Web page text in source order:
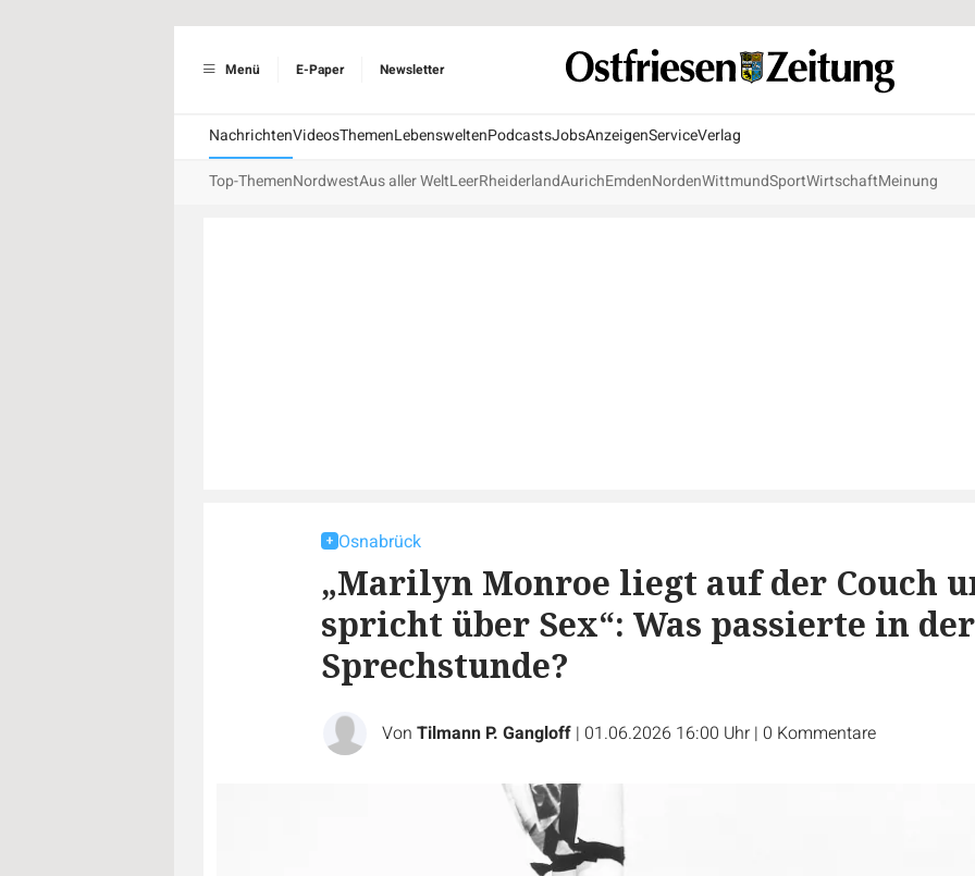
Menü E-Paper Newsletter
NachrichtenVideosThemenLebensweltenPodcastsJobsAnzeigenServiceVerlag
Top-ThemenNordwestAus aller WeltLeerRheiderlandAurichEmdenNordenWittmundSportWirtschaftMeinung
Osnabrück
„Marilyn Monroe liegt auf der Couch
spricht über Sex“: Was passierte in der
Sprechstunde?
Von Tilmann P. Gangloff | 01.06.2026 16:00 Uhr | 0 Kommentare